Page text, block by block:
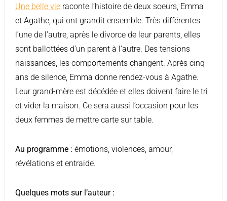
Une belle vieraconte l’histoire de deux soeurs, Emma
et Agathe, qui ont grandit ensemble. Très différentes
l’une de l’autre, après le divorce de leur parents, elles
sont ballottées d’un parent à l’autre. Des tensions
naissances, les comportements changent. Après cinq
ans de silence, Emma donne rendez-vous à Agathe.
Leur grand-mère est décédée et elles doivent faire le tri
et vider la maison. Ce sera aussi l’occasion pour les
deux femmes de mettre carte sur table.
Au programme : émotions, violences, amour,
révélations et entraide.
Quelques mots sur l’auteur :